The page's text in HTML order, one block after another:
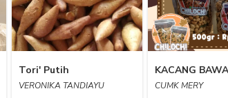
Tori' Putih
VERONIKA TANDIAYU
KACANG
CUMK MERY